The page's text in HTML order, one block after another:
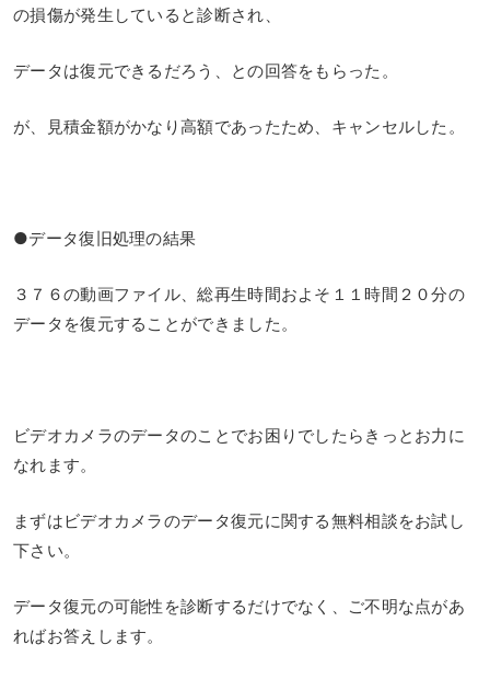
の損傷が発生していると診断され、
データは復元できるだろう、との回答をもらった。
が、見積金額がかなり高額であったため、キャンセルした。
●データ復旧処理の結果
３７６の動画ファイル、総再生時間およそ１１時間２０分の
データを復元することができました。
ビデオカメラのデータのことでお困りでしたらきっとお力に
なれます。
まずはビデオカメラのデータ復元に関する無料相談をお試し
下さい。
データ復元の可能性を診断するだけでなく、ご不明な点があ
ればお答えします。